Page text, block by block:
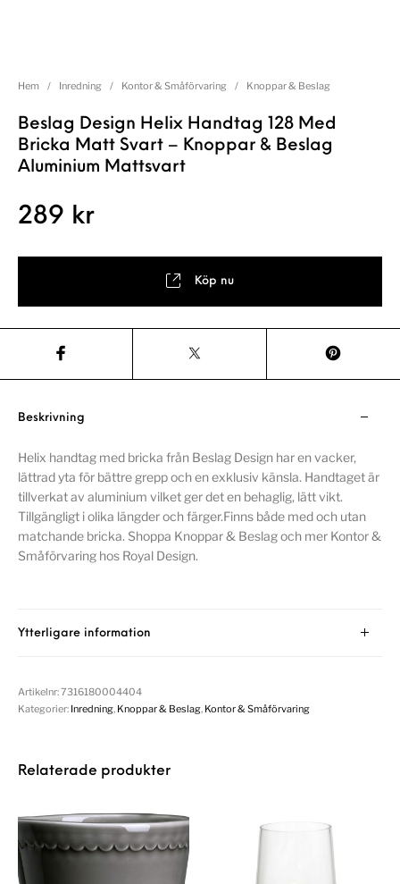
Hem / Inredning / Kontor & Småförvaring / Knoppar & Beslag
Beslag Design Helix Handtag 128 Med
Bricka Matt Svart – Knoppar & Beslag
Aluminium Mattsvart
289 kr
Köp nu
Beskrivning
Helix handtag med bricka från Beslag Design har en vacker,
lättrad yta för bättre grepp och en exklusiv känsla. Handtaget är
tillverkat av aluminium vilket ger det en behaglig, lätt vikt.
Tillgängligt i olika längder och färger.Finns både med och utan
matchande bricka. Shoppa Knoppar & Beslag och mer Kontor &
Småförvaring hos Royal Design.
Ytterligare information
Artikelnr:7316180004404
Kategorier: Inredning Knoppar & Beslag Kontor & Småförvaring
Relaterade produkter